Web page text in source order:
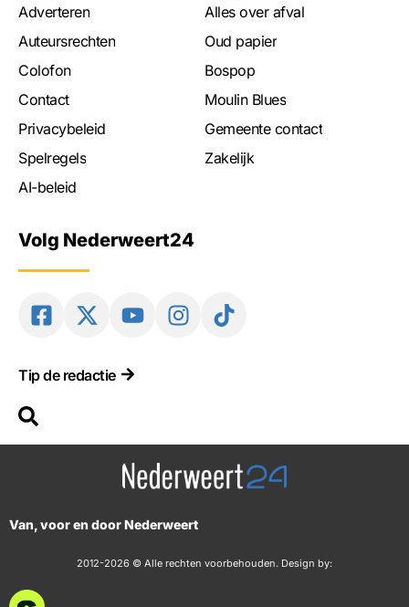
Adverteren
Auteursrechten
Colofon
Contact
Privacybeleid
Spelregels
AI-beleid
Alles over afval
Oud papier
Bospop
Moulin Blues
Gemeente contact
Zakelijk
Volg Nederweert24
Tip de redactie
Van, voor en door Nederweert
2012-2026 © Alle rechten voorbehouden. Design by: